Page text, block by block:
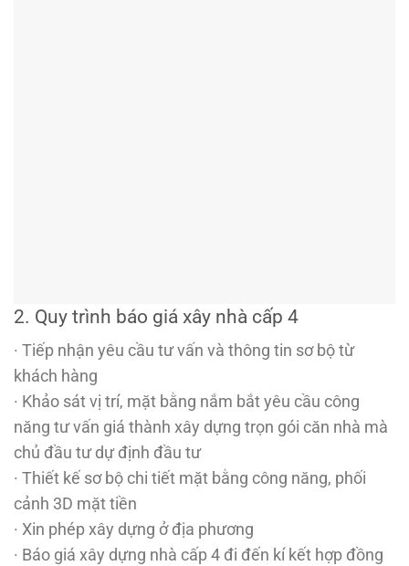
2. Quy trình báo giá xây nhà cấp 4
· Tiếp nhận yêu cầu tư vấn và thông tin sơ bộ từ
khách hàng
· Khảo sát vị trí, mặt bằng nắm bắt yêu cầu công
năng tư vấn giá thành xây dựng trọn gói căn nhà mà
chủ đầu tư dự định đầu tư
· Thiết kế sơ bộ chi tiết mặt bằng công năng, phối
cảnh 3D mặt tiền
· Xin phép xây dựng ở địa phương
· Báo giá xây dựng nhà cấp 4 đi đến kí kết hợp đồng